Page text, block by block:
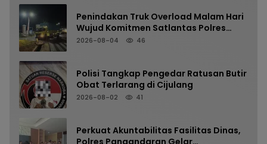
Penindakan Truk Overload Malam Hari
Wujud Komitmen Satlantas Polres
Pangandaran Menjaga Keselamatan
2026-08-04 46
Polisi Tangkap Pengedar Ratusan Butir
Obat Terlarang di Cijulang
2026-08-02 41
Perkuat Akuntabilitas Fasilitas Dinas,